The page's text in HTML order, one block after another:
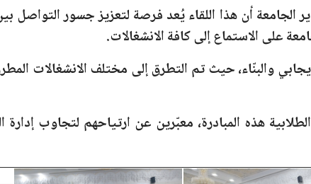
أن هذا اللقاء يُعد فرصة لتعزيز جسور التواصل
على الاستماع إلى كافة الانشغالات.
والبنّاء، حيث تم التطرق إلى مختلف الانشغالات
هذه المبادرة، معبّرين عن ارتياحهم لتجاوب